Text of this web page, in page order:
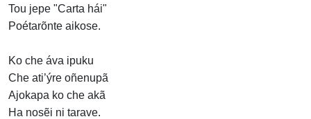
Tou jepe "Carta hái"
Poétarõnte aikose.
Ko che áva ipuku
Che ati’ýre oñenupã
Ajokapa ko che akã
Ha nosẽi ni tarave.